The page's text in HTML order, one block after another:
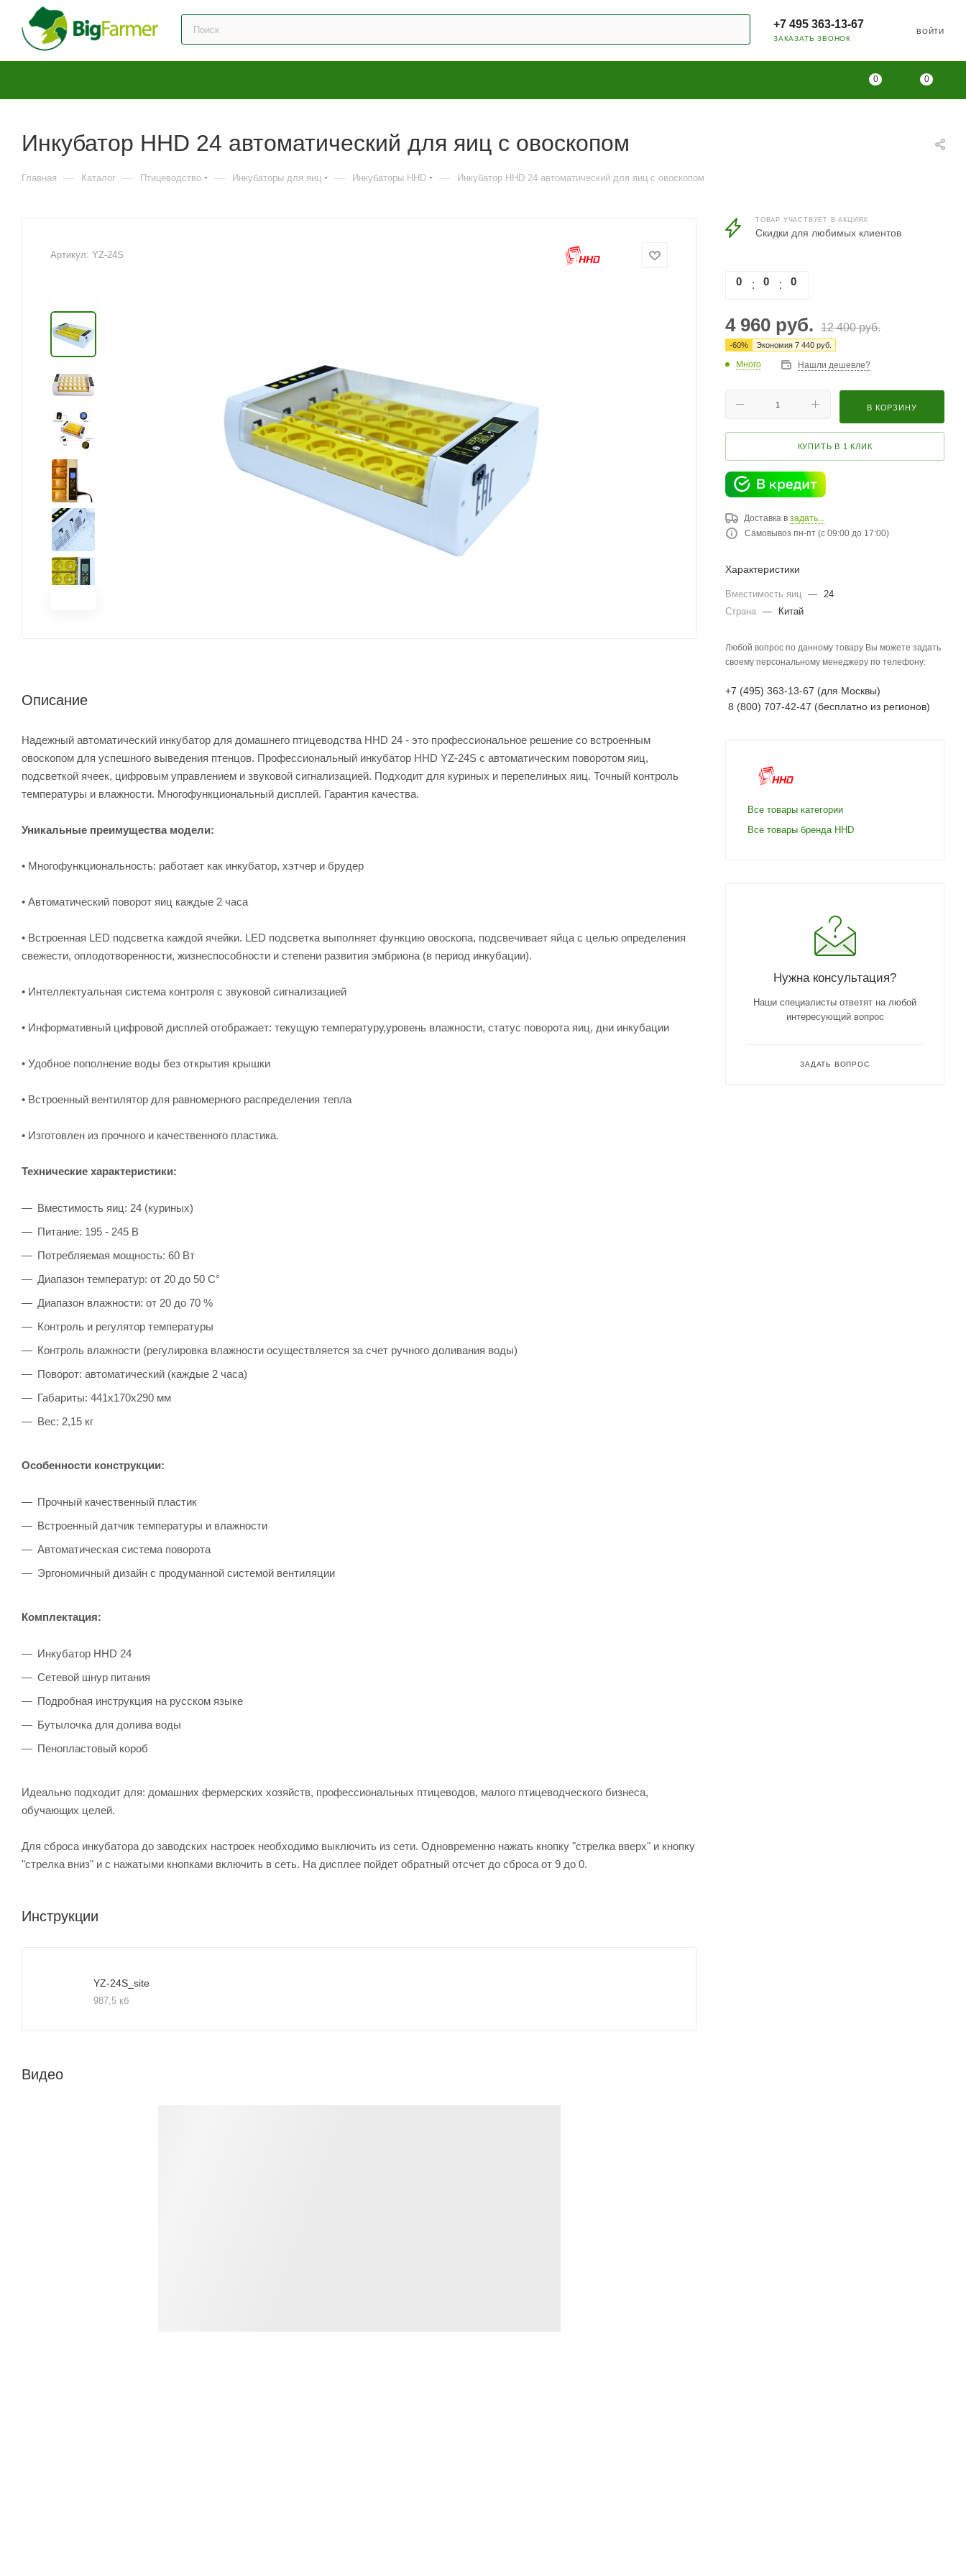
+7 495 363-13-67
ЗАКАЗАТЬ ЗВОНОК
ВОЙТИ
0 0
Инкубатор HHD 24 автоматический для яиц с овоскопом
Главная — Каталог — Птицеводство — Инкубаторы для яиц — Инкубаторы HHD — Инкубатор HHD 24 автоматический для яиц с овоскопом
Артикул: YZ-24S
Описание
Надежный автоматический инкубатор для домашнего птицеводства HHD 24 - это профессиональное решение со встроенным
овоскопом для успешного выведения птенцов. Профессиональный инкубатор HHD YZ-24S с автоматическим поворотом яиц,
подсветкой ячеек, цифровым управлением и звуковой сигнализацией. Подходит для куриных и перепелиных яиц. Точный контроль
температуры и влажности. Многофункциональный дисплей. Гарантия качества.
Уникальные преимущества модели:
• Многофункциональность: работает как инкубатор, хэтчер и брудер
• Автоматический поворот яиц каждые 2 часа
• Встроенная LED подсветка каждой ячейки. LED подсветка выполняет функцию овоскопа, подсвечивает яйца с целью определения
свежести, оплодотворенности, жизнеспособности и степени развития эмбриона (в период инкубации).
• Интеллектуальная система контроля с звуковой сигнализацией
• Информативный цифровой дисплей отображает: текущую температуру,уровень влажности, статус поворота яиц, дни инкубации
• Удобное пополнение воды без открытия крышки
• Встроенный вентилятор для равномерного распределения тепла
• Изготовлен из прочного и качественного пластика.
Технические характеристики:
Вместимость яиц: 24 (куриных)
Питание: 195 - 245 В
Потребляемая мощность: 60 Вт
Диапазон температур: от 20 до 50 С°
Диапазон влажности: от 20 до 70 %
Контроль и регулятор температуры
Контроль влажности (регулировка влажности осуществляется за счет ручного доливания воды)
Поворот: автоматический (каждые 2 часа)
Габариты: 441х170х290 мм
Вес: 2,15 кг
Особенности конструкции:
Прочный качественный пластик
Встроенный датчик температуры и влажности
Автоматическая система поворота
Эргономичный дизайн с продуманной системой вентиляции
Комплектация:
Инкубатор HHD 24
Сетевой шнур питания
Подробная инструкция на русском языке
Бутылочка для долива воды
Пенопластовый короб
Идеально подходит для: домашних фермерских хозяйств, профессиональных птицеводов, малого птицеводческого бизнеса,
обучающих целей.
Для сброса инкубатора до заводских настроек необходимо выключить из сети. Одновременно нажать кнопку "стрелка вверх" и кнопку
"стрелка вниз" и с нажатыми кнопками включить в сеть. На дисплее пойдет обратный отсчет до сброса от 9 до 0.
Инструкции
YZ-24S_site
987,5 кб
Видео
ТОВАР УЧАСТВУЕТ В АКЦИЯХ
Скидки для любимых клиентов
0 0 0
4 960 руб. 12 400руб.
-60% Экономия 7 440 руб.
Много Нашли дешевле?
В КОРЗИНУ
КУПИТЬ В 1 КЛИК
Доставка в задать...
Самовывоз пн-пт (с 09:00 до 17:00)
Характеристики
Вместимость яиц — 24
Страна — Китай
Любой вопрос по данному товару Вы можете задать
своему персональному менеджеру по телефону:
+7 (495) 363-13-67 (для Москвы)
8 (800) 707-42-47 (бесплатно из регионов)
Все товары категории
Все товары бренда HHD
Нужна консультация?
Наши специалисты ответят на любой
интересующий вопрос
ЗАДАТЬ ВОПРОС